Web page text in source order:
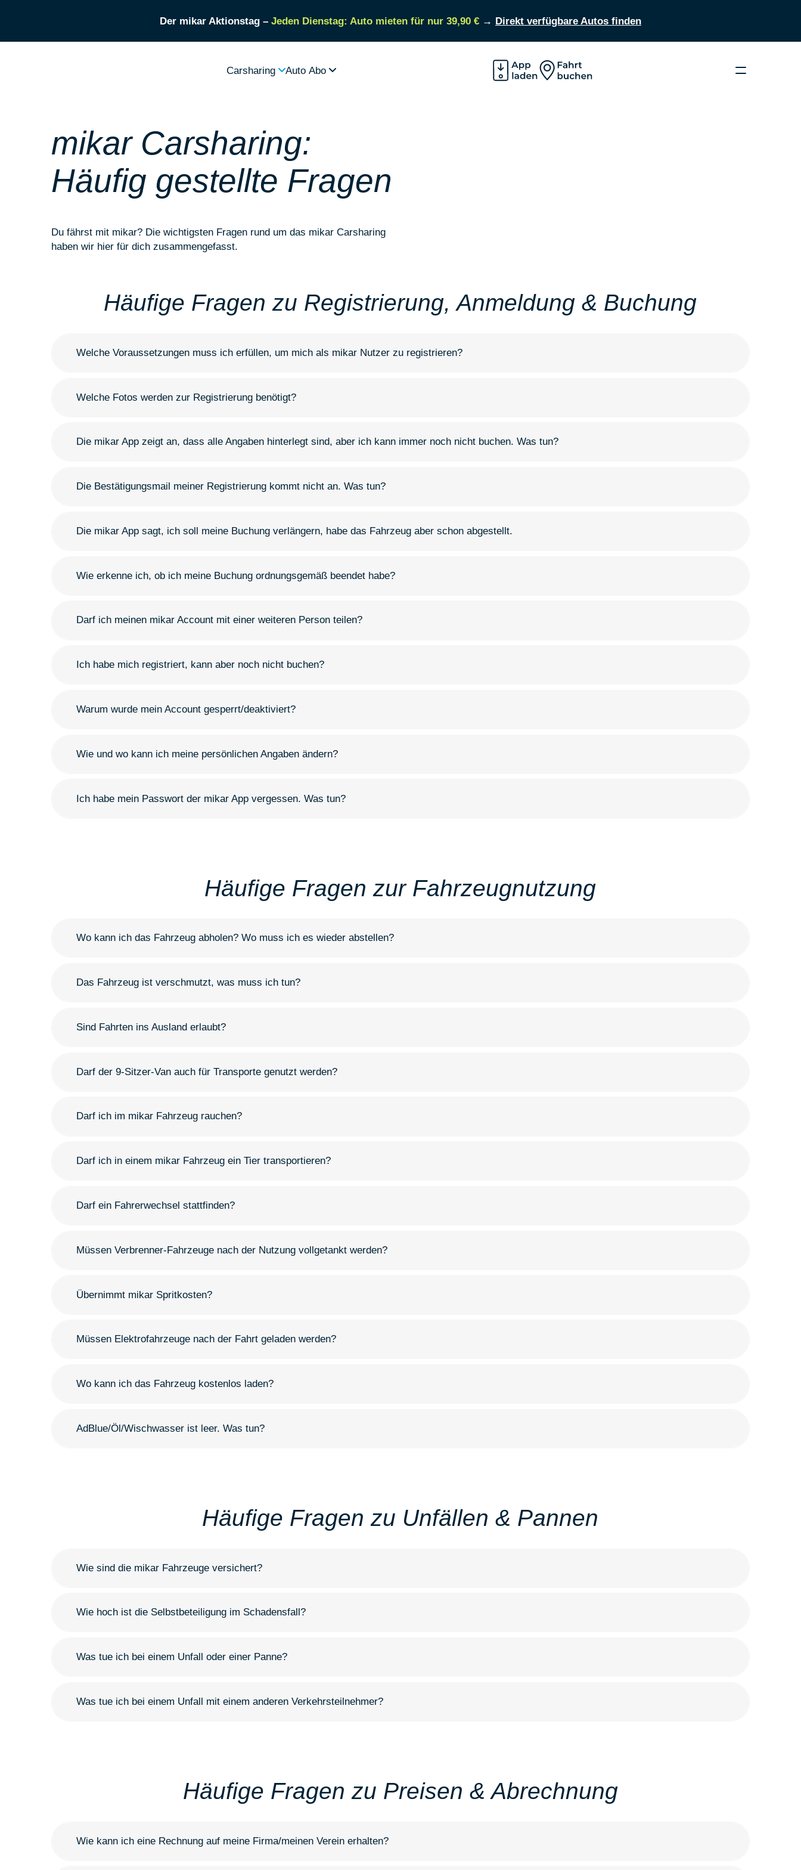
Der mikar Aktionstag – Jeden Dienstag: Auto mieten für nur 39,90 € → Direkt verfügbare Autos finden
Carsharing Auto Abo
mikar Carsharing:
Häufig gestellte Fragen
Du fährst mit mikar? Die wichtigsten Fragen rund um das mikar Carsharing
haben wir hier für dich zusammengefasst.
Häufige Fragen zu Registrierung, Anmeldung & Buchung
Welche Voraussetzungen muss ich erfüllen, um mich als mikar Nutzer zu registrieren?
Welche Fotos werden zur Registrierung benötigt?
Die mikar App zeigt an, dass alle Angaben hinterlegt sind, aber ich kann immer noch nicht buchen. Was tun?
Die Bestätigungsmail meiner Registrierung kommt nicht an. Was tun?
Die mikar App sagt, ich soll meine Buchung verlängern, habe das Fahrzeug aber schon abgestellt.
Wie erkenne ich, ob ich meine Buchung ordnungsgemäß beendet habe?
Darf ich meinen mikar Account mit einer weiteren Person teilen?
Ich habe mich registriert, kann aber noch nicht buchen?
Warum wurde mein Account gesperrt/deaktiviert?
Wie und wo kann ich meine persönlichen Angaben ändern?
Ich habe mein Passwort der mikar App vergessen. Was tun?
Häufige Fragen zur Fahrzeugnutzung
Wo kann ich das Fahrzeug abholen? Wo muss ich es wieder abstellen?
Das Fahrzeug ist verschmutzt, was muss ich tun?
Sind Fahrten ins Ausland erlaubt?
Darf der 9-Sitzer-Van auch für Transporte genutzt werden?
Darf ich im mikar Fahrzeug rauchen?
Darf ich in einem mikar Fahrzeug ein Tier transportieren?
Darf ein Fahrerwechsel stattfinden?
Müssen Verbrenner-Fahrzeuge nach der Nutzung vollgetankt werden?
Übernimmt mikar Spritkosten?
Müssen Elektrofahrzeuge nach der Fahrt geladen werden?
Wo kann ich das Fahrzeug kostenlos laden?
AdBlue/Öl/Wischwasser ist leer. Was tun?
Häufige Fragen zu Unfällen & Pannen
Wie sind die mikar Fahrzeuge versichert?
Wie hoch ist die Selbstbeteiligung im Schadensfall?
Was tue ich bei einem Unfall oder einer Panne?
Was tue ich bei einem Unfall mit einem anderen Verkehrsteilnehmer?
Häufige Fragen zu Preisen & Abrechnung
Wie kann ich eine Rechnung auf meine Firma/meinen Verein erhalten?